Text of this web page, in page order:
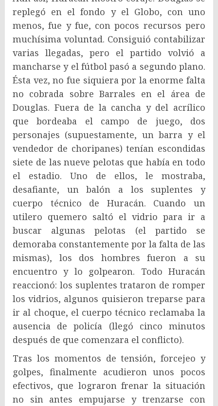
replegó en el fondo y el Globo, con uno
menos, fue y fue, con pocos recursos pero
muchísima voluntad. Consiguió contabilizar
varias llegadas, pero el partido volvió a
mancharse y el fútbol pasó a segundo plano.
Ésta vez, no fue siquiera por la enorme falta
no cobrada sobre Barrales en el área de
Douglas. Fuera de la cancha y del acrílico
que bordeaba el campo de juego, dos
personajes (supuestamente, un barra y el
vendedor de choripanes) tenían escondidas
siete de las nueve pelotas que había en todo
el estadio. Uno de ellos, le mostraba,
desafiante, un balón a los suplentes y
cuerpo técnico de Huracán. Cuando un
utilero quemero saltó el vidrio para ir a
buscar algunas pelotas (el partido se
demoraba constantemente por la falta de las
mismas), los dos hombres fueron a su
encuentro y lo golpearon. Todo Huracán
reaccionó: los suplentes trataron de romper
los vidrios, algunos quisieron treparse para
ir al choque, el cuerpo técnico reclamaba la
ausencia de policía (llegó cinco minutos
después de que comenzara el conflicto).
Tras los momentos de tensión, forcejeo y
golpes, finalmente acudieron unos pocos
efectivos, que lograron frenar la situación
no sin antes empujarse y trenzarse con